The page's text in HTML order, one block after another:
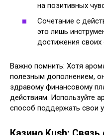
на позитивных
Сочетание с
это лишь
достижения
Важно помнить: Хотя
полезным дополнением,
здравому финансовому
действиям. Используйте
способ поддержать свои